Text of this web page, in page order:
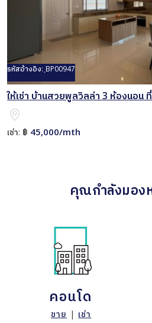
รหัสอ้างอิง: ฺBP00947
ให้เช่า บ้านสวยพูลวิลล่า 3 ห้องนอน
เช่า: ฿ 45,000/mth
คุณกำลังมองห
คอนโด
ขาย | เช่า